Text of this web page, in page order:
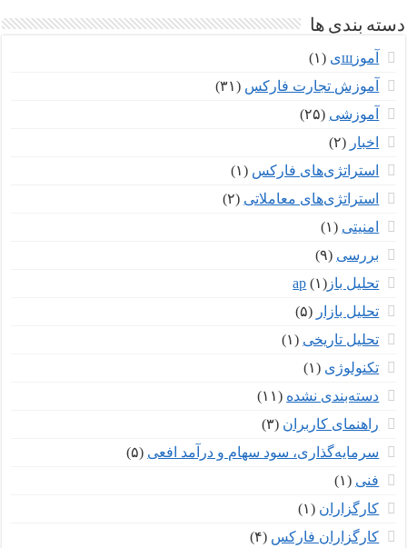
دسته بندی ها
آموزшی
(۱)
آموزش تجارت فارکس (۳۱)
آموزشی (۲۵)
اخبار (۲)
استراتژی‌های فارکس (۱)
استراتژی‌های معاملاتی (۲)
امنیتی (۱)
بررسی (۹)
تحلیل بازар (۱)
تحلیل بازار (۵)
تحلیل تاریخی (۱)
تکنولوژی (۱)
دسته‌بندی نشده (۱۱)
راهنمای کاربران (۳)
سرمایه‌گذاری، سود سهام و درآمد افعی (۵)
فنی (۱)
کارگزاران (۱)
کارگزاران فارکس (۴)